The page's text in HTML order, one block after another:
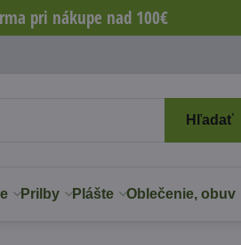
pri nákupe nad 100€
Hľadať
Prilby Plášte Oblečenie, obuv